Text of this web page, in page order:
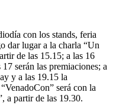
con los stands, feria
dar lugar a la charla “Un
de las 15.15; a las 16
serán las premiaciones; a
y a las 19.15 la
será con la
a partir de las 19.30.